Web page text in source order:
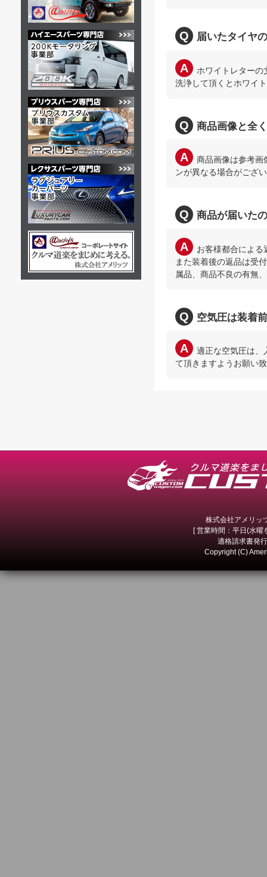
届いたタイヤ
ホワイトレターの
洗浄して頂くとホワイ
商品画像と全
商品画像は参考画
ンが異なる場合がござ
商品が届いた
お客様都合による
また装着後の返品は受
属品、商品不良の有無
空気圧は装着
適正な空気圧は、
て頂きますようお願い
株式会社アメリ
[ 営業時間：平日(水
適格請求書発
Copyright (C)